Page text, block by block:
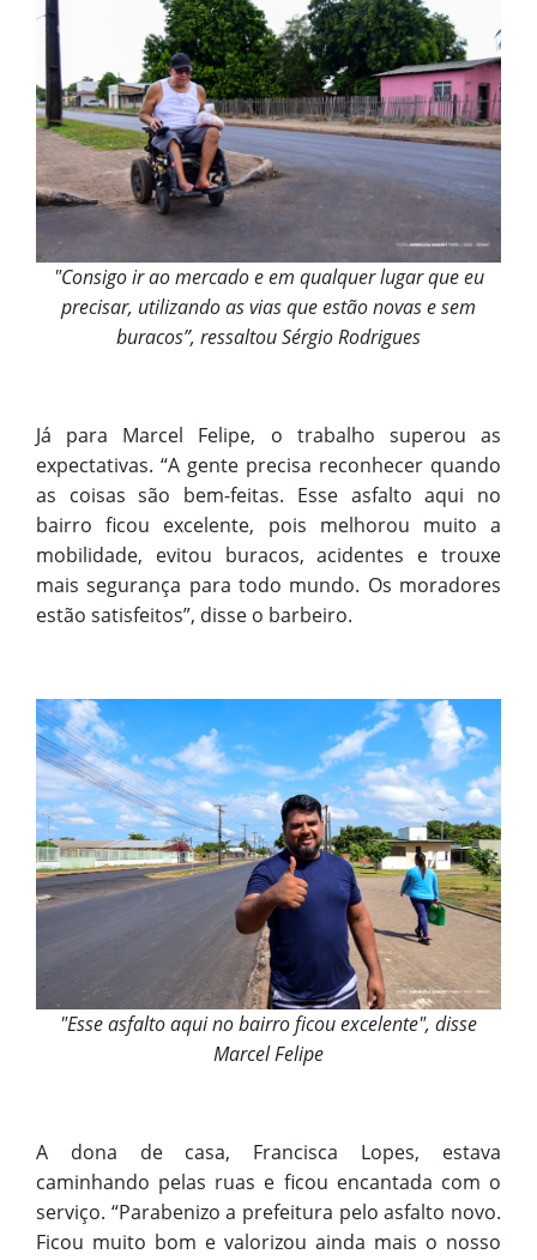
"Consigo ir ao mercado e em qualquer lugar que eu
precisar, utilizando as vias que estão novas e sem
buracos”, ressaltou Sérgio Rodrigues
Já para Marcel Felipe, o trabalho superou as
expectativas. “A gente precisa reconhecer quando
as coisas são bem-feitas. Esse asfalto aqui no
bairro ficou excelente, pois melhorou muito a
mobilidade, evitou buracos, acidentes e trouxe
mais segurança para todo mundo. Os moradores
estão satisfeitos”, disse o barbeiro.
"Esse asfalto aqui no bairro ficou excelente", disse
Marcel Felipe
A dona de casa, Francisca Lopes, estava
caminhando pelas ruas e ficou encantada com o
serviço. “Parabenizo a prefeitura pelo asfalto novo.
Ficou muito bom e valorizou ainda mais o nosso